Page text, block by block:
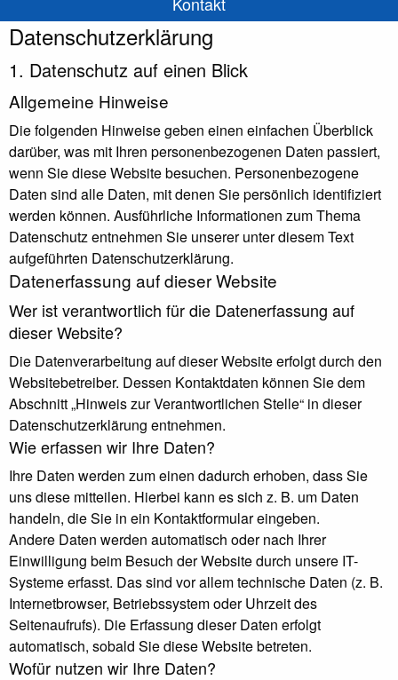
Datenschutz­erklärung
1. Datenschutz auf einen Blick
Allgemeine Hinweise
Die folgenden Hinweise geben einen einfachen Überblick
darüber, was mit Ihren personenbezogenen Daten passiert,
wenn Sie diese Website besuchen. Personenbezogene
Daten sind alle Daten, mit denen Sie persönlich identifiziert
werden können. Ausführliche Informationen zum Thema
Datenschutz entnehmen Sie unserer unter diesem Text
aufgeführten Datenschutzerklärung.
Datenerfassung auf dieser Website
Wer ist verantwortlich für die Datenerfassung auf
dieser Website?
Die Datenverarbeitung auf dieser Website erfolgt durch den
Websitebetreiber. Dessen Kontaktdaten können Sie dem
Abschnitt „Hinweis zur Verantwortlichen Stelle“ in dieser
Datenschutzerklärung entnehmen.
Wie erfassen wir Ihre Daten?
Ihre Daten werden zum einen dadurch erhoben, dass Sie
uns diese mitteilen. Hierbei kann es sich z. B. um Daten
handeln, die Sie in ein Kontaktformular eingeben.
Andere Daten werden automatisch oder nach Ihrer
Einwilligung beim Besuch der Website durch unsere IT-
Systeme erfasst. Das sind vor allem technische Daten (z. B.
Internetbrowser, Betriebssystem oder Uhrzeit des
Seitenaufrufs). Die Erfassung dieser Daten erfolgt
automatisch, sobald Sie diese Website betreten.
Wofür nutzen wir Ihre Daten?